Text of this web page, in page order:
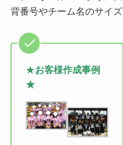
背番号やチーム名のサイズ
★お客様作成事例
★